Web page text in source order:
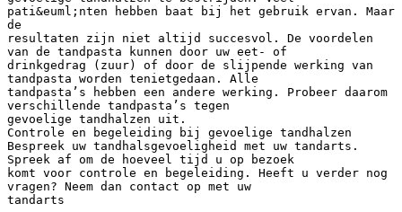
pati&euml;nten hebben baat bij het gebruik ervan. Maar
de
resultaten zijn niet altijd succesvol. De voordelen
van de tandpasta kunnen door uw eet- of
drinkgedrag (zuur) of door de slijpende werking van
tandpasta worden tenietgedaan. Alle
tandpasta’s hebben een andere werking. Probeer daarom
verschillende tandpasta’s tegen
gevoelige tandhalzen uit.
Controle en begeleiding bij gevoelige tandhalzen
Bespreek uw tandhalsgevoeligheid met uw tandarts.
Spreek af om de hoeveel tijd u op bezoek
komt voor controle en begeleiding. Heeft u verder nog
vragen? Neem dan contact op met uw